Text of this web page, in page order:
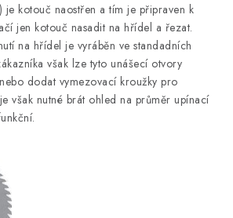
KOVU
DŘEVA
je kotouč naostřen a tím je připraven k
jen kotouč nasadit na hřídel a řezat.
na hřídel je vyráběn ve standadních
však lze tyto unášecí otvory
dodat vymezovací kroužky pro
však nutné brát ohled na průměr upínací